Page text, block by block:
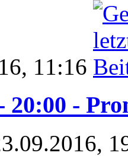
11:16
20:00 -